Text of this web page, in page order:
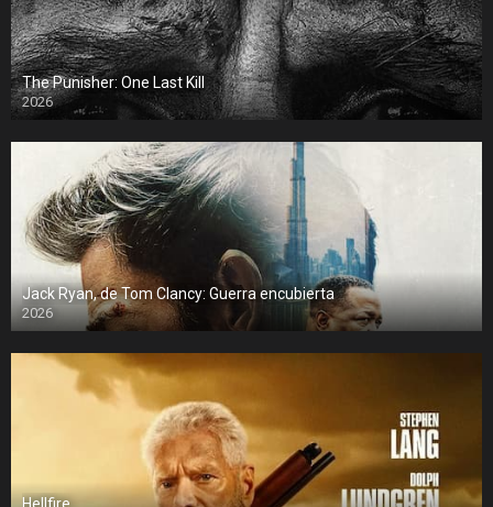
The Punisher: One Last Kill
2026
Jack Ryan, de Tom Clancy: Guerra encubierta
2026
Hellfire